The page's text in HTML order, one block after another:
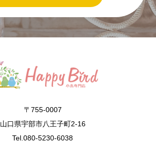
〒755-0007
山口県宇部市八王子町2-16
Tel.080-5230-6038